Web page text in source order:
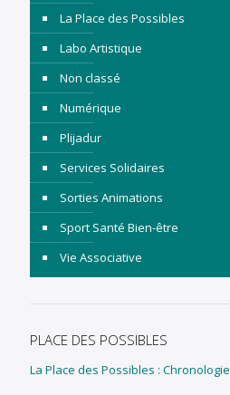
La Place des Possibles
Labo Artistique
Non classé
Numérique
Plijadur
Services Solidaires
Sorties Animations
Sport Santé Bien-être
Vie Associative
PLACE DES POSSIBLES
La Place des Possibles : Chronologie